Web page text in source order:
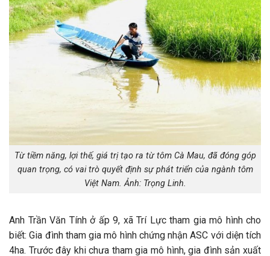
Từ tiềm năng, lợi thế, giá trị tạo ra từ tôm Cà Mau, đã đóng góp
quan trọng, có vai trò quyết định sự phát triển của ngành tôm
Việt Nam. Ảnh: Trọng Linh.
Anh Trần Văn Tính ở ấp 9, xã Trí Lực tham gia mô hình cho
biết: Gia đình tham gia mô hình chứng nhận ASC với diện tích
4ha. Trước đây khi chưa tham gia mô hình, gia đình sản xuất